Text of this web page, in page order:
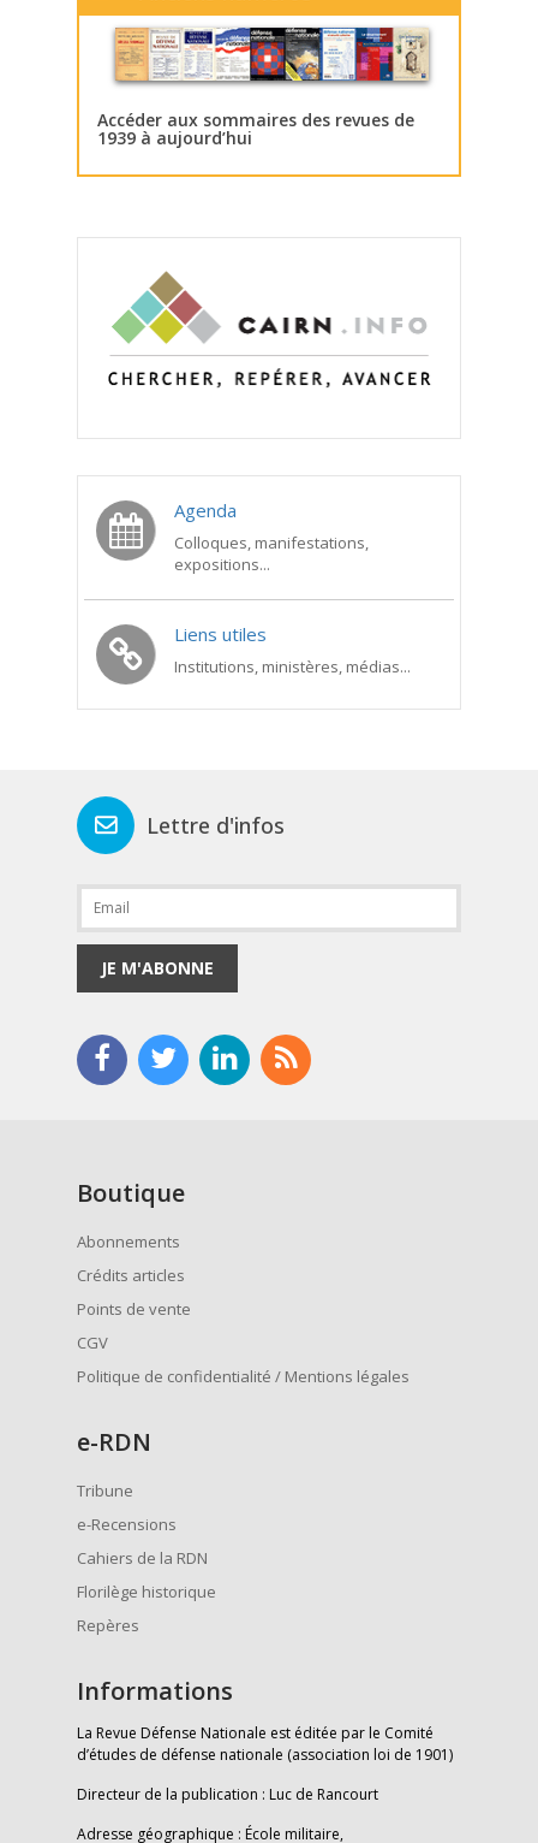
Accéder aux sommaires des revues de
1939 à aujourd’hui
Agenda
Colloques, manifestations,
expositions...
Liens utiles
Institutions, ministères, médias...
Lettre d'infos
JE M'ABONNE
Boutique
Abonnements
Crédits articles
Points de vente
CGV
Politique de confidentialité / Mentions légales
e-RDN
Tribune
e-Recensions
Cahiers de la RDN
Florilège historique
Repères
Informations
La Revue Défense Nationale est éditée par le Comité
d’études de défense nationale (association loi de 1901)
Directeur de la publication : Luc de Rancourt
Adresse géographique : École militaire,